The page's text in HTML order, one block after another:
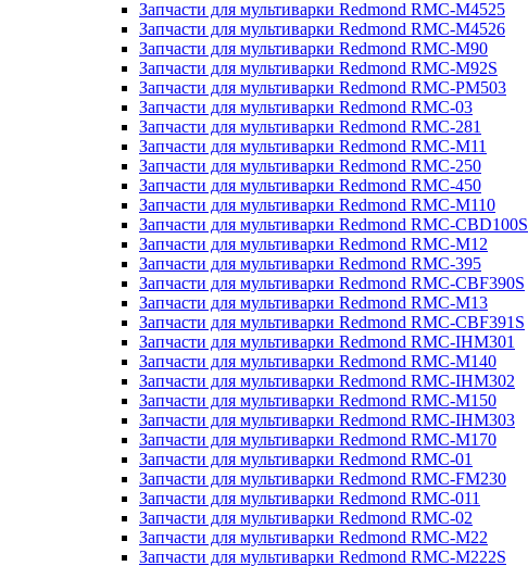
Запчасти для мультиварки Redmond RMC-M4525
Запчасти для мультиварки Redmond RMC-M4526
Запчасти для мультиварки Redmond RMC-M90
Запчасти для мультиварки Redmond RMC-M92S
Запчасти для мультиварки Redmond RMC-PM503
Запчасти для мультиварки Redmond RMC-03
Запчасти для мультиварки Redmond RMC-281
Запчасти для мультиварки Redmond RMC-M11
Запчасти для мультиварки Redmond RMC-250
Запчасти для мультиварки Redmond RMC-450
Запчасти для мультиварки Redmond RMC-M110
Запчасти для мультиварки Redmond RMC-CBD100S
Запчасти для мультиварки Redmond RMC-M12
Запчасти для мультиварки Redmond RMC-395
Запчасти для мультиварки Redmond RMC-CBF390S
Запчасти для мультиварки Redmond RMC-M13
Запчасти для мультиварки Redmond RMC-CBF391S
Запчасти для мультиварки Redmond RMC-IHM301
Запчасти для мультиварки Redmond RMC-M140
Запчасти для мультиварки Redmond RMC-IHM302
Запчасти для мультиварки Redmond RMC-M150
Запчасти для мультиварки Redmond RMC-IHM303
Запчасти для мультиварки Redmond RMC-M170
Запчасти для мультиварки Redmond RMC-01
Запчасти для мультиварки Redmond RMC-FM230
Запчасти для мультиварки Redmond RMC-011
Запчасти для мультиварки Redmond RMC-02
Запчасти для мультиварки Redmond RMC-M22
Запчасти для мультиварки Redmond RMC-M222S